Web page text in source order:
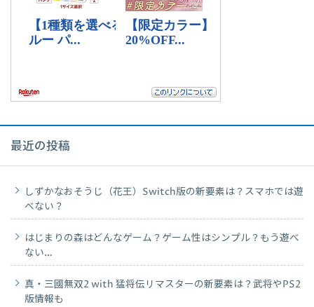
最近の投稿
しずかなおそうじ（花王）Switch版の新要素は？スマホでは遊
べない？
はじまりの森はどんなゲーム？ゲーム性はシンプル？もう遊べ
ない…
真・三國無双2 with 猛将伝リマスターの新要素は？武将やPS2
版情報も